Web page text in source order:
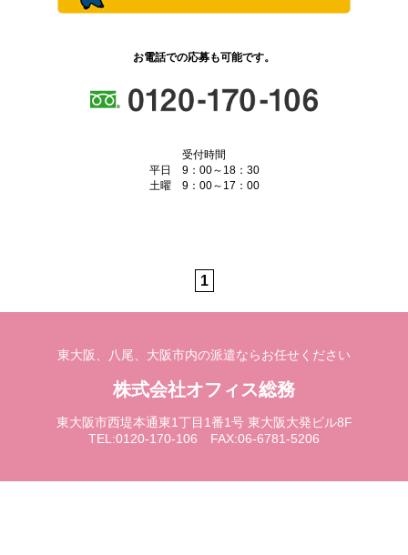
お電話での応募も可能です。
受付時間
平日 9：00～18：30
土曜 9：00～17：00
1
東大阪、八尾、大阪市内の派遣ならお任せください
株式会社オフィス総務
東大阪市西堤本通東1丁目1番1号 東大阪大発ビル8F
TEL:0120-170-106 FAX:06-6781-5206